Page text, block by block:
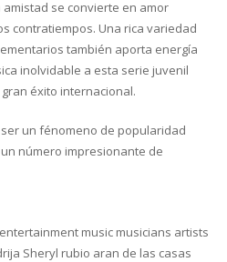
se convierte en amor
contratiempos. Una rica variedad
también aporta energía
inolvidable a esta serie juvenil
éxito internacional.
un fénomeno de popularidad
número impresionante de
music musicians artists
Sheryl rubio aran de las casas